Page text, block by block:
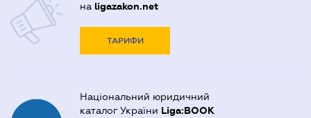
на ligazakon.net
ТАРИФИ
Національний юридичний
каталог України Liga:BOOK